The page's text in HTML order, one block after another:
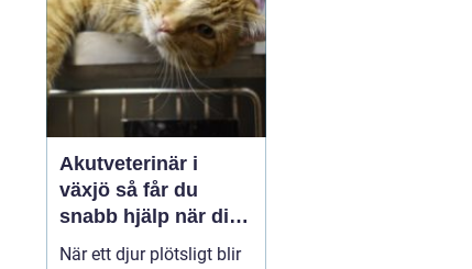
Akutveterinär i
växjö så får du
snabb hjälp när ditt
djur blir sjukt
När ett djur plötsligt blir